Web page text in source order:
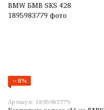
−8%
Артикул: 1895983779